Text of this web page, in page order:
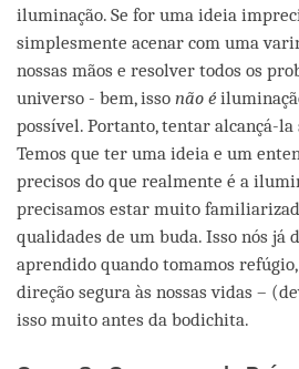
iluminação. Se for uma ideia
simplesmente acenar com uma
nossas mãos e resolver todos os
universo - bem, isso não é
possível. Portanto, tentar alcançá-
Temos que ter uma ideia e um
precisos do que realmente é a
precisamos estar muito
qualidades de um buda. Isso nós já
aprendido quando tomamos
direção segura às nossas vidas –
isso muito antes da bodichita.